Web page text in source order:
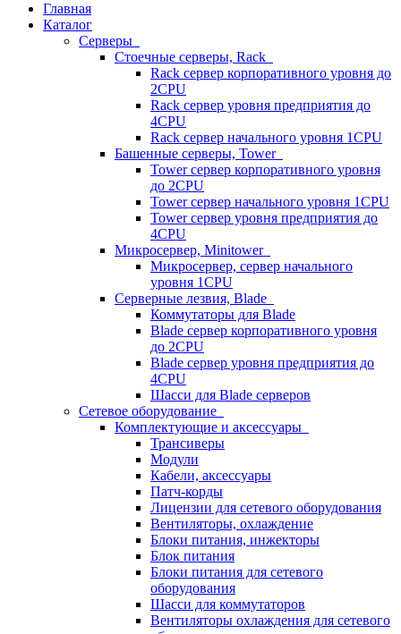
Главная
Каталог
Серверы
Стоечные серверы, Rack
Rack сервер корпоративного уровня до
2CPU
Rack сервер уровня предприятия до
4CPU
Rack сервер начального уровня 1CPU
Башенные серверы, Tower
Tower сервер корпоративного уровня
до 2CPU
Tower сервер начального уровня 1CPU
Tower сервер уровня предприятия до
4CPU
Микросервер, Minitower
Микросервер, сервер начального
уровня 1CPU
Серверные лезвия, Blade
Коммутаторы для Blade
Blade сервер корпоративного уровня
до 2CPU
Blade сервер уровня предприятия до
4CPU
Шасси для Blade серверов
Сетевое оборудование
Комплектующие и аксессуары
Трансиверы
Модули
Кабели, аксессуары
Патч-корды
Лицензии для сетевого оборудования
Вентиляторы, охлаждение
Блоки питания, инжекторы
Блок питания
Блоки питания для сетевого
оборудования
Шасси для коммутаторов
Вентиляторы охлаждения для сетевого